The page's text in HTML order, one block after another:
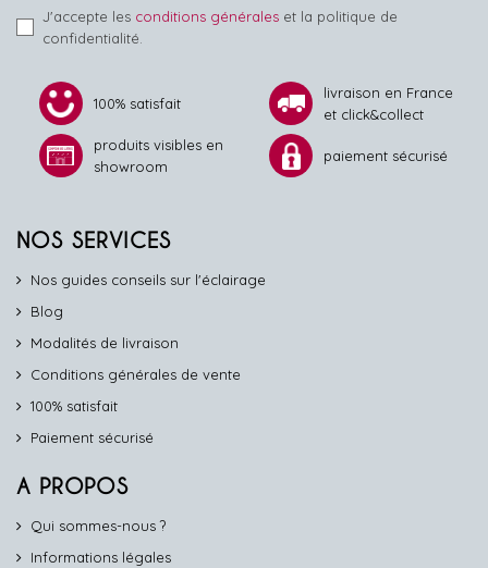
J'accepte les conditions générales et la politique de
confidentialité.
100% satisfait
livraison en France
et click&collect
produits visibles en
showroom
paiement sécurisé
NOS SERVICES
Nos guides conseils sur l'éclairage
Blog
Modalités de livraison
Conditions générales de vente
100% satisfait
Paiement sécurisé
A PROPOS
Qui sommes-nous ?
Informations légales